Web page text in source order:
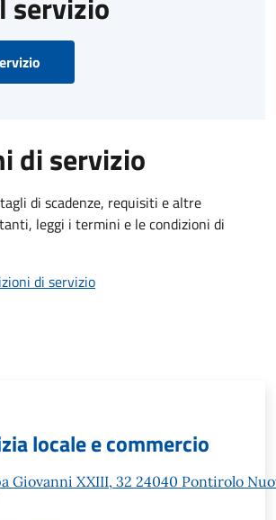
di servizio
di scadenze, requisiti e altre
leggi i termini e le condizioni di
di servizio
locale e commercio
Giovanni XXIII, 32 24040 Pontirolo